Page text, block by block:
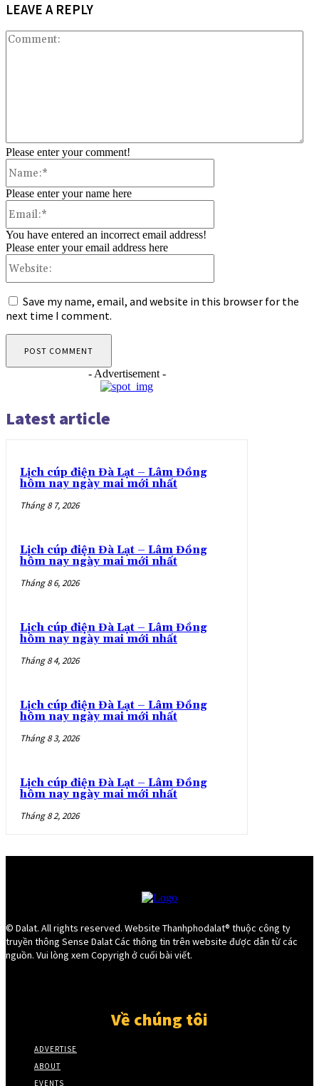
LEAVE A REPLY
Please enter your comment!
Please enter your name here
You have entered an incorrect email address!
Please enter your email address here
Save my name, email, and website in this browser for the
next time I comment.
- Advertisement -
Latest article
Lịch cúp điện Đà Lạt – Lâm Đồng
hôm nay ngày mai mới nhất
Tháng 8 7, 2026
Lịch cúp điện Đà Lạt – Lâm Đồng
hôm nay ngày mai mới nhất
Tháng 8 6, 2026
Lịch cúp điện Đà Lạt – Lâm Đồng
hôm nay ngày mai mới nhất
Tháng 8 4, 2026
Lịch cúp điện Đà Lạt – Lâm Đồng
hôm nay ngày mai mới nhất
Tháng 8 3, 2026
Lịch cúp điện Đà Lạt – Lâm Đồng
hôm nay ngày mai mới nhất
Tháng 8 2, 2026
© Dalat. All rights reserved. Website Thanhphodalat® thuộc công ty
truyền thông Sense Dalat Các thông tin trên website được dẫn từ các
nguồn. Vui lòng xem Copyrigh ở cuối bài viết.
Về chúng tôi
ADVERTISE
ABOUT
EVENTS